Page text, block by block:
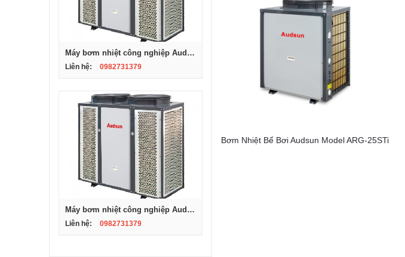
Bơm Nhiệt Bể Bơi Audsun Model ARG-25STi
Máy bơm nhiệt công nghiệp Audsun, Model ARG-07S
Liên hệ: 0982731379
Máy bơm nhiệt công nghiệp Audsun, Model ARG-10S
Liên hệ: 0982731379